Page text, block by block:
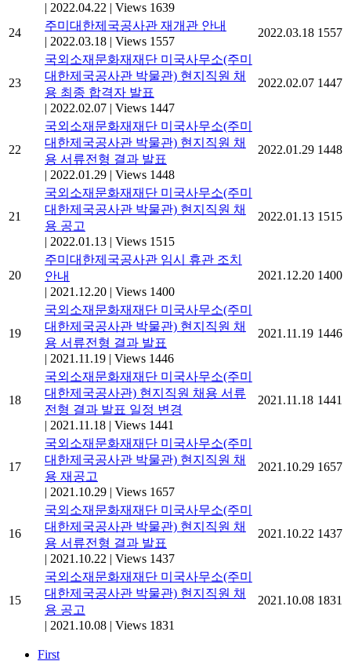
| 2022.04.22 | Views 1639
24
주미대한제국공사관 재개관 안내
| 2022.03.18 | Views 1557
2022.03.18 1557
23
국외소재문화재재단 미국사무소(주미
대한제국공사관 박물관) 현지직원 채
용 최종 합격자 발표
| 2022.02.07 | Views 1447
2022.02.07 1447
22
국외소재문화재재단 미국사무소(주미
대한제국공사관 박물관) 현지직원 채
용 서류전형 결과 발표
| 2022.01.29 | Views 1448
2022.01.29 1448
21
국외소재문화재재단 미국사무소(주미
대한제국공사관 박물관) 현지직원 채
용 공고
| 2022.01.13 | Views 1515
2022.01.13 1515
20
주미대한제국공사관 임시 휴관 조치
안내
| 2021.12.20 | Views 1400
2021.12.20 1400
19
국외소재문화재재단 미국사무소(주미
대한제국공사관 박물관) 현지직원 채
용 서류전형 결과 발표
| 2021.11.19 | Views 1446
2021.11.19 1446
18
국외소재문화재재단 미국사무소(주미
대한제국공사관) 현지직원 채용 서류
전형 결과 발표 일정 변경
| 2021.11.18 | Views 1441
2021.11.18 1441
17
국외소재문화재재단 미국사무소(주미
대한제국공사관 박물관) 현지직원 채
용 재공고
| 2021.10.29 | Views 1657
2021.10.29 1657
16
국외소재문화재재단 미국사무소(주미
대한제국공사관 박물관) 현지직원 채
용 서류전형 결과 발표
| 2021.10.22 | Views 1437
2021.10.22 1437
15
국외소재문화재재단 미국사무소(주미
대한제국공사관 박물관) 현지직원 채
용 공고
| 2021.10.08 | Views 1831
2021.10.08 1831
First